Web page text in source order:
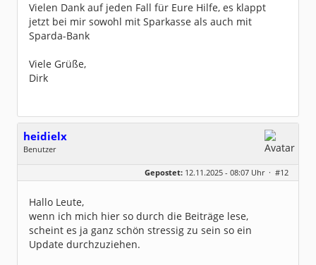
Vielen Dank auf jeden Fall für Eure Hilfe, es klappt
jetzt bei mir sowohl mit Sparkasse als auch mit
Sparda-Bank
Viele Grüße,
Dirk
heidielx
Benutzer
Dabei seit:
11 / 2024
Gepostet: 12.11.2025 - 08:07 Uhr · #12
Hallo Leute,
wenn ich mich hier so durch die Beiträge lese,
scheint es ja ganz schön stressig zu sein so ein
Update durchzuziehen.